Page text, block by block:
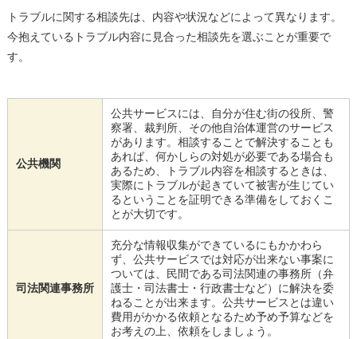
トラブルに関する相談先は、内容や状況などによって異なります。
今抱えているトラブル内容に見合った相談先を選ぶことが重要で
す。
公共機関
公共サービスには、自分が住む街の役所、警
察署、裁判所、その他自治体運営のサービス
があります。相談することで解決することも
あれば、何かしらの対処が必要である場合も
あるため、トラブル内容を相談するときは、
実際にトラブルが起きていて被害が生じてい
るということを証明できる準備をしておくこ
とが大切です。
司法関連事務所
充分な情報収集ができているにもかかわら
ず、公共サービスでは対応が出来ない事案に
ついては、民間である司法関連の事務所（弁
護士・司法書士・行政書士など）に解決を委
ねることが出来ます。公共サービスとは違い
費用がかかる依頼となるため予め予算などを
お考えの上、依頼をしましょう。